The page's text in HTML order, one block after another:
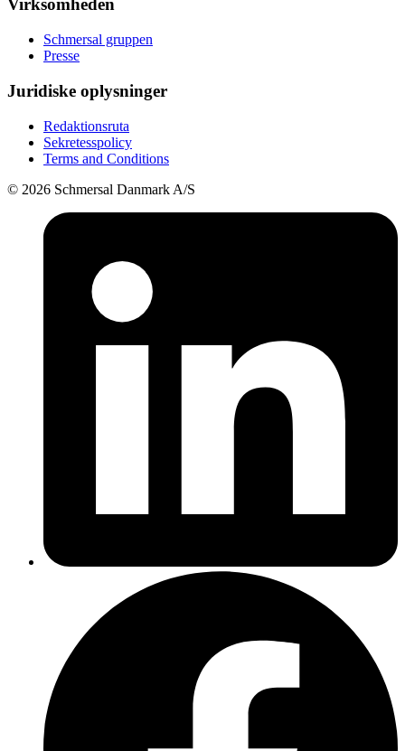
Virksomheden
Schmersal gruppen
Presse
Juridiske oplysninger
Redaktionsruta
Sekretesspolicy
Terms and Conditions
© 2026 Schmersal Danmark A/S